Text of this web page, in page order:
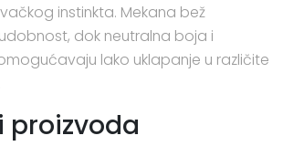
instinkta. Mekana bež
dok neutralna boja i
lako uklapanje u različite
proizvoda